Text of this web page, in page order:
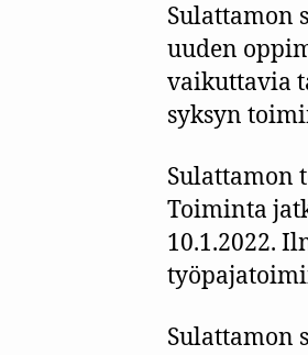
Sulattamon
uuden
vaikuttavia
syksyn
Sulattamon
Toiminta
10.1.2022.
Sulattamon